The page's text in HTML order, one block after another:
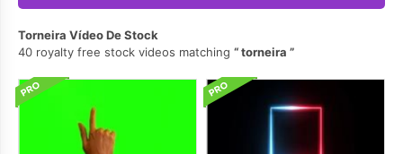
Torneira Vídeo De Stock
40 royalty free stock videos matching
torneira